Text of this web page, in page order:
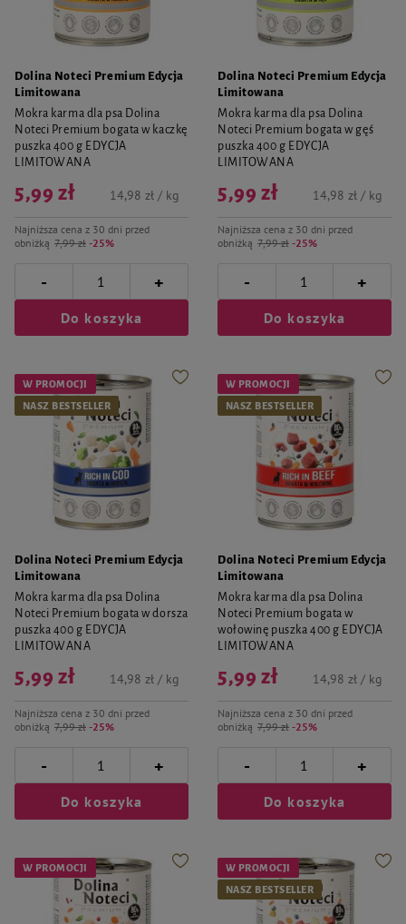
Dolina Noteci Premium Edycja
Limitowana
Mokra karma dla psa Dolina
Noteci Premium bogata w kaczkę
puszka 400 g EDYCJA
LIMITOWANA
Najniższa cena z 30 dni przed
obniżką 7,99 zł -25%
5,99 zł 14,98 zł / kg
- +
Do koszyka
Dolina Noteci Premium Edycja
Limitowana
Mokra karma dla psa Dolina
Noteci Premium bogata w gęś
puszka 400 g EDYCJA
LIMITOWANA
Najniższa cena z 30 dni przed
obniżką 7,99 zł -25%
5,99 zł 14,98 zł / kg
- +
Do koszyka
W PROMOCJI
NASZ BESTSELLER
Dolina Noteci Premium Edycja
Limitowana
Mokra karma dla psa Dolina
Noteci Premium bogata w dorsza
puszka 400 g EDYCJA
LIMITOWANA
Najniższa cena z 30 dni przed
obniżką 7,99 zł -25%
5,99 zł 14,98 zł / kg
- +
Do koszyka
W PROMOCJI
NASZ BESTSELLER
Dolina Noteci Premium Edycja
Limitowana
Mokra karma dla psa Dolina
Noteci Premium bogata w
wołowinę puszka 400 g EDYCJA
LIMITOWANA
Najniższa cena z 30 dni przed
obniżką 7,99 zł -25%
5,99 zł 14,98 zł / kg
- +
Do koszyka
W PROMOCJI
W PROMOCJI
NASZ BESTSELLER